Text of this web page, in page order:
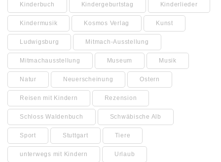
Kinderbuch Kindergeburtstag Kinderlieder
Kindermusik Kosmos Verlag Kunst
Ludwigsburg Mitmach-Ausstellung
Mitmachausstellung Museum Musik
Natur Neuerscheinung Ostern
Reisen mit Kindern Rezension
Schloss Waldenbuch Schwäbische Alb
Sport Stuttgart Tiere
unterwegs mit Kindern Urlaub